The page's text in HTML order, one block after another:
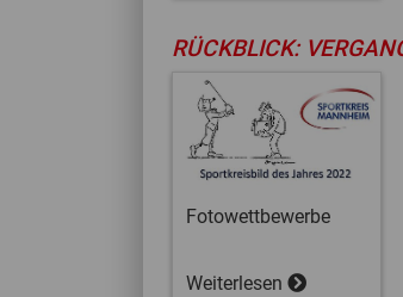
RÜCKBLICK:
Fotowettbewerbe
Weiterlesen